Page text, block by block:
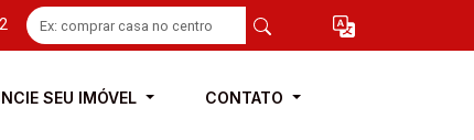
SEU IMÓVEL CONTATO